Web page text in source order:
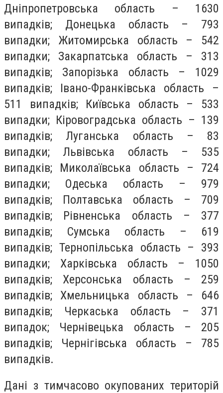
Дніпропетровська область – 1630
випадків; Донецька область – 793
випадки; Житомирська область – 542
випадки; Закарпатська область – 313
випадків; Запорізька область – 1029
випадків; Івано-Франківська область –
511 випадків; Київська область – 533
випадки; Кіровоградська область – 139
випадків; Луганська область – 83
випадки; Львівська область – 535
випадків; Миколаївська область – 724
випадки; Одеська область – 979
випадків; Полтавська область – 709
випадків; Рівненська область – 377
випадків; Сумська область – 619
випадків; Тернопільська область – 393
випадки; Харківська область – 1050
випадків; Херсонська область – 259
випадків; Хмельницька область – 646
випадків; Черкаська область – 371
випадок; Чернівецька область – 205
випадків; Чернігівська область – 785
випадків.
Дані з тимчасово окупованих територій